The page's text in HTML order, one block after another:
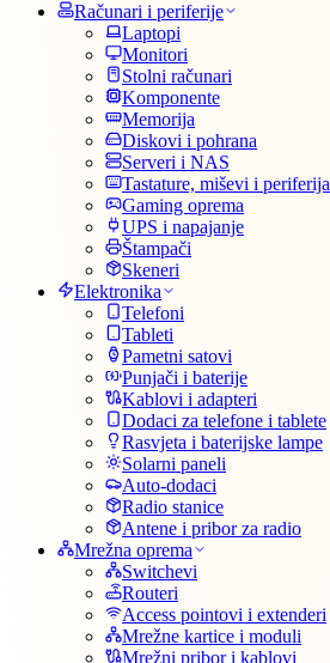
Računari i periferije
Laptopi
Monitori
Stolni računari
Komponente
Memorija
Diskovi i pohrana
Serveri i NAS
Tastature, miševi i periferija
Gaming oprema
UPS i napajanje
Štampači
Skeneri
Elektronika
Telefoni
Tableti
Pametni satovi
Punjači i baterije
Kablovi i adapteri
Dodaci za telefone i tablete
Rasvjeta i baterijske lampe
Solarni paneli
Auto-dodaci
Radio stanice
Antene i pribor za radio
Mrežna oprema
Switchevi
Routeri
Access pointovi i extenderi
Mrežne kartice i moduli
Mrežni pribor i kablovi